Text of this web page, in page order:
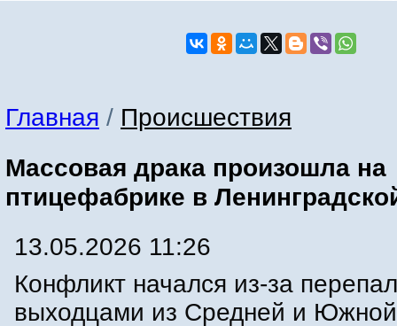
Главная / Происшествия
Массовая драка произошла на
птицефабрике в
13.05.2026 11:26
Конфликт начался из-за
выходцами из Средней и